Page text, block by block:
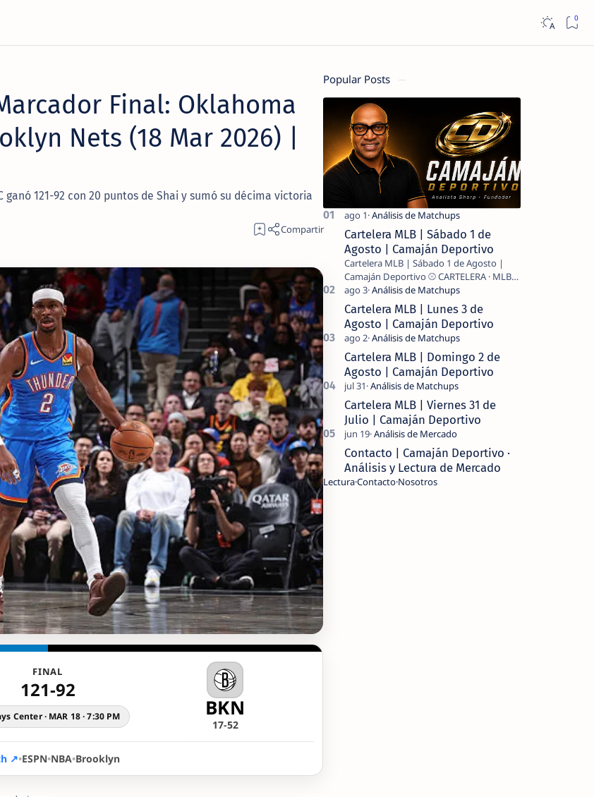
Final: Oklahoma
Nets (18 Mar 2026) |
ganó 121-92 con 20 puntos de Shai y sumó su décima victoria
FINAL
121-92
Center · MAR 18 · 7:30 PM BKN
17-52
↗•ESPN•NBA•Brooklyn
Popular Posts
Cartelera MLB | Sábado 1 de
Agosto | Camaján Deportivo
Cartelera MLB | Sábado 1 de Agosto |
Camaján Deportivo ⚾ CARTELERA · MLB
Cartelera MLB | Lunes 3 de
Agosto | Camaján Deportivo
Cartelera MLB | Domingo 2 de
Agosto | Camaján Deportivo
Cartelera MLB | Viernes 31 de
Julio | Camaján Deportivo
Contacto | Camaján Deportivo ·
Análisis y Lectura de Mercado
LecturaContactoNosotros